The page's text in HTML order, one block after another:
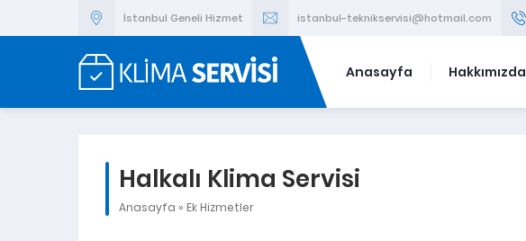
İstanbul Geneli Hizmet istanbul-teknikservisi@hotmail.com
Anasayfa Hakkımızda
Halkalı Klima Servisi
Anasayfa » Ek Hizmetler